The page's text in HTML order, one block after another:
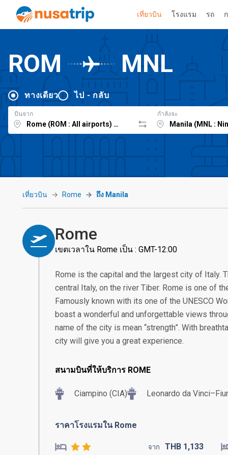
เที่ยวบิน โรงแรม รถ
ROM MNL
ทางเดียว ไป - กลับ
บินจาก กำลังจะ
เที่ยวบิน Rome ถึง Manila
Rome
เขตเวลาใน Rome เป็น : GMT-12:00
Rome is the capital and the largest city of Italy.
central Italy, on the river Tiber. Rome is one of
Famously known with its one of the UNESCO
boast a wonderful and unforgettable views
name of the city is mean “strength”. With
city will give you a great experience.
สนามบินที่ให้บริการ ROME
Ciampino (CIA) Leonardo da
ราคาโรงแรมใน Rome
จาก THB 1,133